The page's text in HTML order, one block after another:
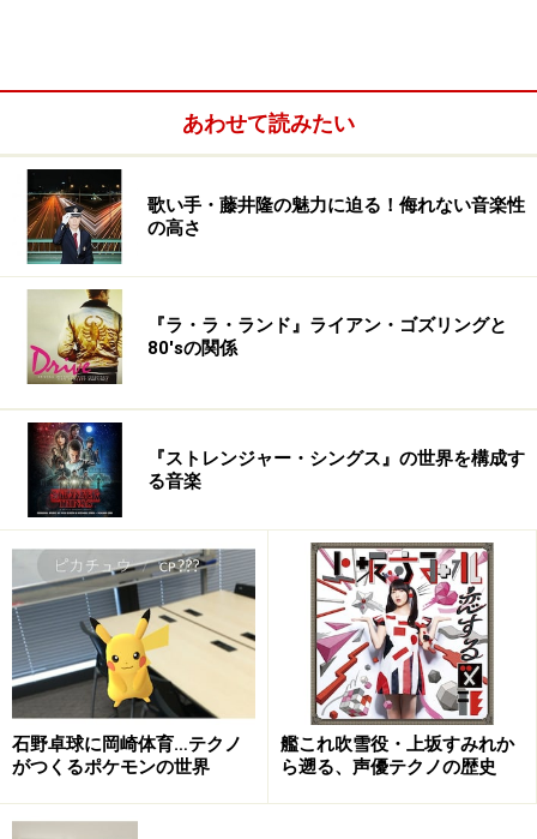
ハゼモトキヨシ (Sigh Society)
PC-8は、元々ナカくんとはギターバンドをやろうとして
たりした時期もあったり近所に住んでたりで友達だった
にした音楽を作ってるのを見てナカくんが参加してきた
流れだったと思います。
DANCE 2 NOISE
ガイド：
PC-8の「Planet!!」は、『DANCE 2 NOISE 001』に収録
されています。実は、1991年から1993年にかけてコンピ
レーションとしてリリースされた『DANCE 2 NOISE』の
シリーズは、全部持っています。ひとつのジャンルとい
ジックを集めた印象があります。PC-8はどういう流れで
あわせて読みたい
歌い手・藤井隆の魅力に迫る！侮れない音楽性
の高さ
『ラ・ラ・ランド』ライアン・ゴズリングと
80'sの関係
『ストレンジャー・シングス』の世界を構成す
る音楽
石野卓球に岡崎体育…テクノ
がつくるポケモンの世界
艦これ吹雪役・上坂すみれか
ら遡る、声優テクノの歴史